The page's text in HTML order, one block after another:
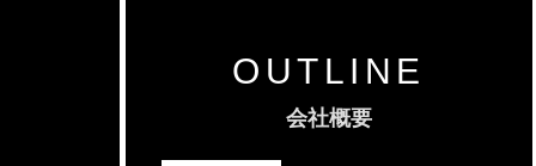
OUTLINE
会社概要